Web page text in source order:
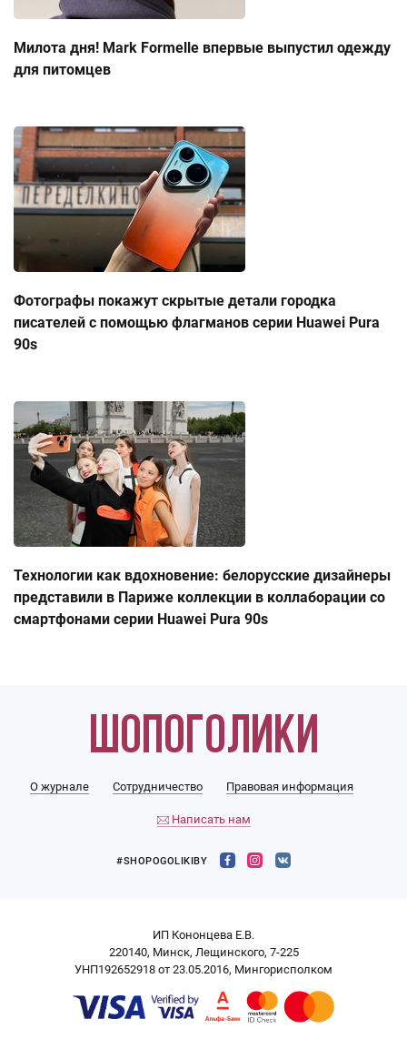
Милота дня! Mark Formelle впервые выпустил одежду
для питомцев
Фотографы покажут скрытые детали городка
писателей с помощью флагманов серии Huawei Pura
90s
Технологии как вдохновение: белорусские дизайнеры
представили в Париже коллекции в коллаборации со
смартфонами серии Huawei Pura 90s
О журнале Сотрудничество Правовая информация
Написать нам
#SHOPOGOLIKIBY
ИП Кононцева Е.В.
220140, Минск, Лещинского, 7-225
УНП192652918 от 23.05.2016, Мингорисполком